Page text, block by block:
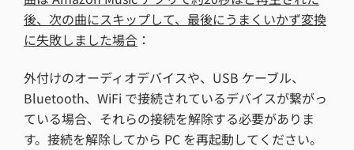
後、次の曲にスキップして、最後にうまくいかず変換
に失敗しました場合 ：
外付けのオーディオデバイスや、USB ケーブル、
Bluetooth、WiFi で接続されているデバイスが繋がっ
ている場合、それらの接続を解除する必要がありま
す。接続を解除してから PC を再起動してください。